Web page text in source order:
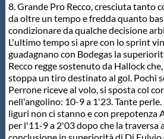
8. Grande Pro Recco, cresciuta tanto
da oltre un tempo e fredda quanto
condizionare da qualche decisione
L'ultimo tempo si apre con lo sprint
guadagnano con Bodegas la
Recco regge sostenuto da Hallock
stoppa un tiro destinato al gol. Pochi
Perrone riceve al volo, si sposta col
nell'angolino: 10-9 a 1'23. Tante
liguri non ci stanno e con prepotenza
per l'11-9 a 2'03 dopo che la traversa